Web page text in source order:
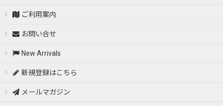
ご利用案内
お問い合せ
New Arrivals
新規登録はこちら
メールマガジン